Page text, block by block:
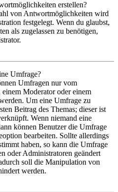
erstellen?
von Antwortmöglichkeiten wird
festgelegt. Wenn du glaubst,
als zugelassen zu benötigen,
Umfrage?
Umfragen nur vom
Moderator oder einem
Um eine Umfrage zu
Beitrag des Themas; dieser ist
Wenn niemand eine
können Benutzer die Umfrage
bearbeiten. Sollte allerdings
haben, so kann die Umfrage
oder Administratoren geändert
soll die Manipulation von
werden.